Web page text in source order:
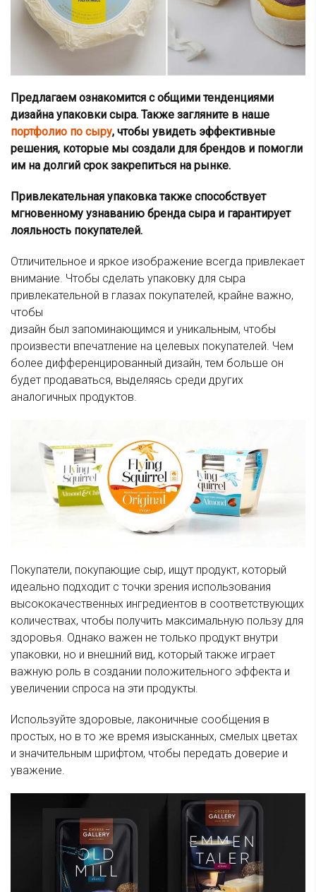
Предлагаем ознакомится с общими тенденциями
дизайна упаковки сыра. Также загляните в наше
портфолио по сыру, чтобы увидеть эффективные
решения, которые мы создали для брендов и помогли
им на долгий срок закрепиться на рынке.
Привлекательная упаковка также способствует
мгновенному узнаванию бренда сыра и гарантирует
лояльность покупателей.
Отличительное и яркое изображение всегда привлекает
внимание. Чтобы сделать упаковку для сыра
привлекательной в глазах покупателей, крайне важно,
чтобы
дизайн был запоминающимся и уникальным, чтобы
произвести впечатление на целевых покупателей. Чем
более дифференцированный дизайн, тем больше он
будет продаваться, выделяясь среди других
аналогичных продуктов.
Покупатели, покупающие сыр, ищут продукт, который
идеально подходит с точки зрения использования
высококачественных ингредиентов в соответствующих
количествах, чтобы получить максимальную пользу для
здоровья. Однако важен не только продукт внутри
упаковки, но и внешний вид, который также играет
важную роль в создании положительного эффекта и
увеличении спроса на эти продукты.
Используйте здоровые, лаконичные сообщения в
простых, но в то же время изысканных, смелых цветах
и значительным шрифтом, чтобы передать доверие и
уважение.